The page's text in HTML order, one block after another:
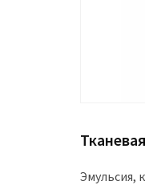
Эмульсия,